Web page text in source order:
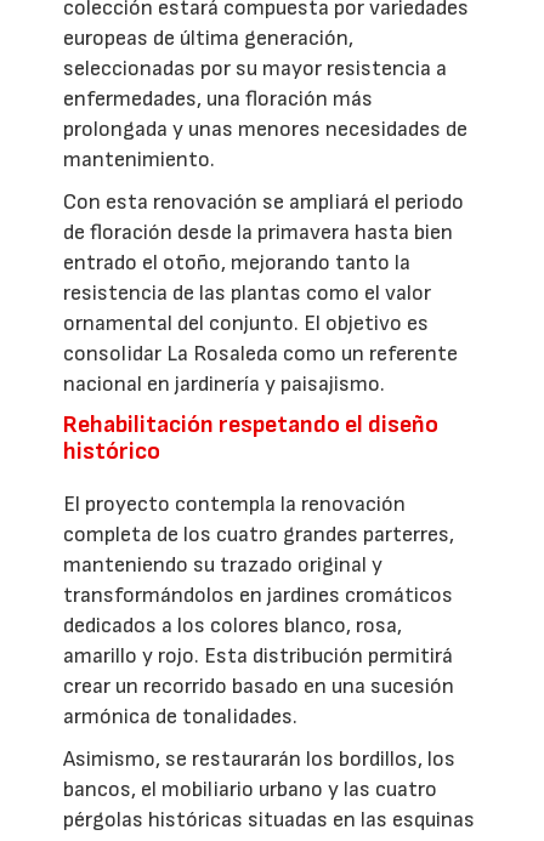
colección estará compuesta por variedades
europeas de última generación,
seleccionadas por su mayor resistencia a
enfermedades, una floración más
prolongada y unas menores necesidades de
mantenimiento.
Con esta renovación se ampliará el periodo
de floración desde la primavera hasta bien
entrado el otoño, mejorando tanto la
resistencia de las plantas como el valor
ornamental del conjunto. El objetivo es
consolidar La Rosaleda como un referente
nacional en jardinería y paisajismo.
Rehabilitación respetando el diseño
histórico
El proyecto contempla la renovación
completa de los cuatro grandes parterres,
manteniendo su trazado original y
transformándolos en jardines cromáticos
dedicados a los colores blanco, rosa,
amarillo y rojo. Esta distribución permitirá
crear un recorrido basado en una sucesión
armónica de tonalidades.
Asimismo, se restaurarán los bordillos, los
bancos, el mobiliario urbano y las cuatro
pérgolas históricas situadas en las esquinas